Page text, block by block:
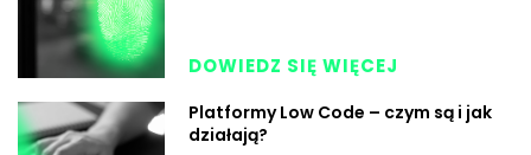
DOWIEDZ SIĘ WIĘCEJ
Platformy Low Code – czym są i jak
działają?